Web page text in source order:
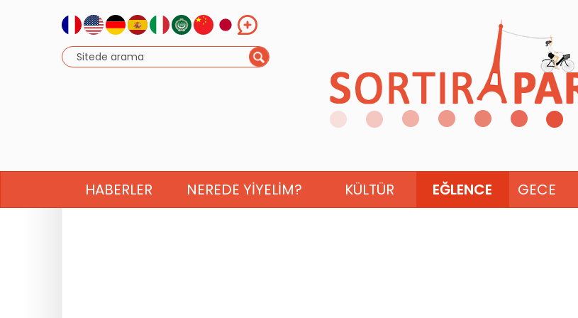
HABERLER NEREDE YIYELIM? KÜLTÜR EĞLENCE GECE